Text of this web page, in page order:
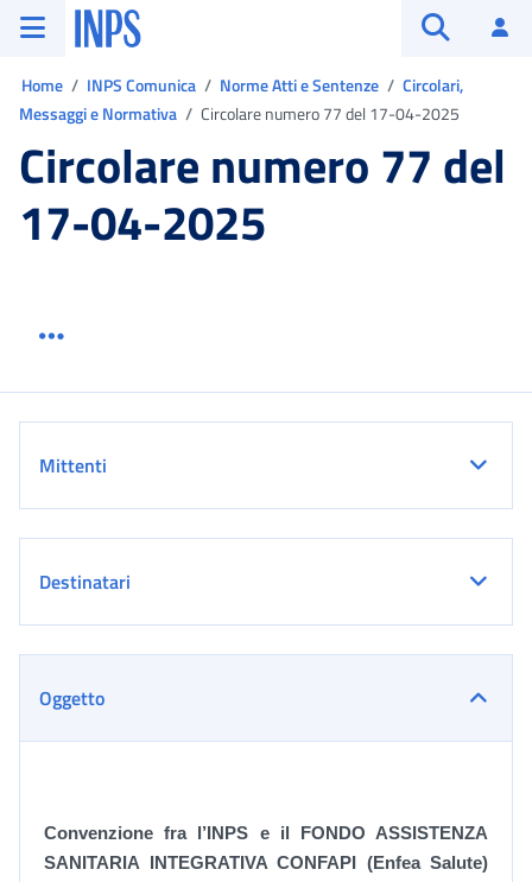
Vai al menu principale
Vai al contenuto principale
Vai al pie' di pagina
INPS ()
Home INPS Comunica Norme Atti e Sentenze
Circolari,
Messaggi e Normativa
Circolare numero 77 del 17-04-2025
Circolare numero 77 del
17-04-2025
Mittenti
Destinatari
Oggetto
Convenzione fra l’INPS e il FONDO ASSISTENZA
SANITARIA INTEGRATIVA CONFAPI (Enfea Salute)